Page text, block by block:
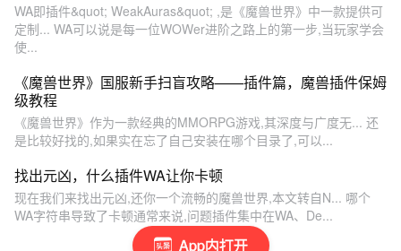
App内打开
WA即插件&quot; WeakAuras&quot; ,是《魔兽世界》中一款提供可
定制... WA可以说是每一位WOWer进阶之路上的第一步,当玩家学会
使...
《魔兽世界》国服新手扫盲攻略——插件篇，魔兽插件保姆
级教程
《魔兽世界》作为一款经典的MMORPG游戏,其深度与广度无... 还
是比较好找的,如果实在忘了自己安装在哪个目录了,可以...
找出元凶，什么插件WA让你卡顿
现在我们来找出元凶,还你一个流畅的魔兽世界,本文转自N... 哪个
WA字符串导致了卡顿通常来说,问题插件集中在WA、De...